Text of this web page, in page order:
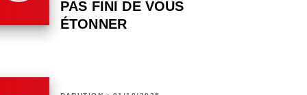
PAS FINI DE VOUS
ÉTONNER